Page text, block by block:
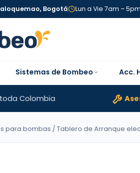
Bogotá Lun a Vie 7am – 5pm
Sistemas de Bombeo Acc.
Colombia
para bombas /Tablero de Arranque